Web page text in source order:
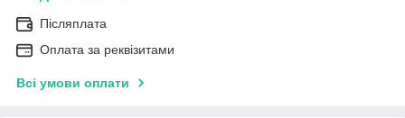
Післяплата
Оплата за реквізитами
Всі умови оплати